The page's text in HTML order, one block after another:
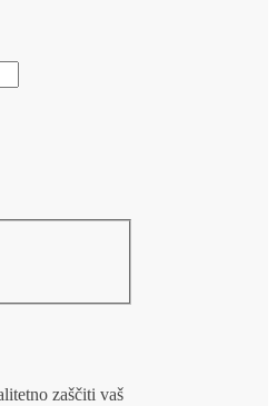
zaščiti vaš